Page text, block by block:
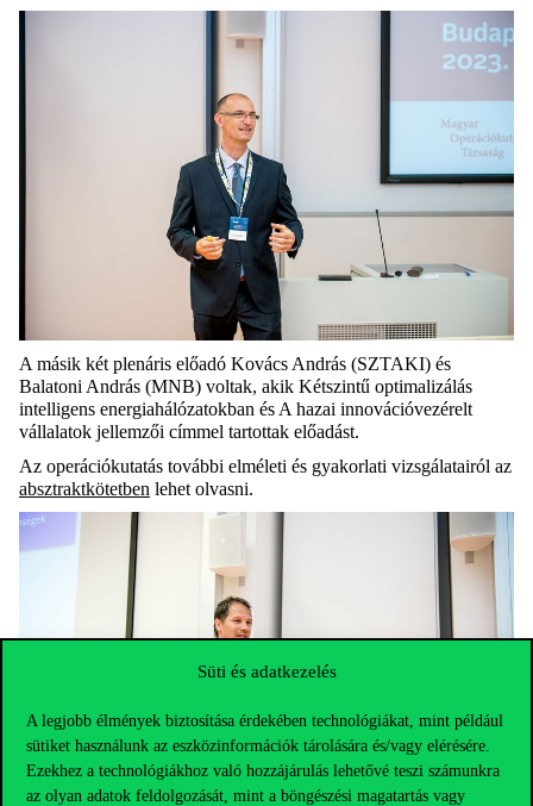
Süti és adatkezelés
A legjobb élmények biztosítása érdekében technológiákat, mint például
sütiket használunk az eszközinformációk tárolására és/vagy elérésére.
Ezekhez a technológiákhoz való hozzájárulás lehetővé teszi számunkra
az olyan adatok feldolgozását, mint a böngészési magatartás vagy
A másik két plenáris előadó Kovács András (SZTAKI) és
Balatoni András (MNB) voltak, akik Kétszintű optimalizálás
intelligens energiahálózatokban és A hazai innovációvezérelt
vállalatok jellemzői címmel tartottak előadást.
Az operációkutatás további elméleti és gyakorlati vizsgálatairól az
absztraktkötetben lehet olvasni.